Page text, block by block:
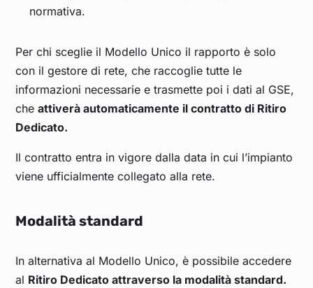
normativa.
Per chi sceglie il Modello Unico il rapporto è solo
con il gestore di rete, che raccoglie tutte le
informazioni necessarie e trasmette poi i dati al GSE,
cheattiverà automaticamente il contratto di Ritiro
Dedicato.
Il contratto entra in vigore dalla data in cui l’impianto
viene ufficialmente collegato alla rete.
Modalità standard
In alternativa al Modello Unico, è possibile accedere
al Ritiro Dedicato attraverso la modalità standard.